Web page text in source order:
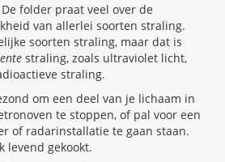
De folder praat veel over de
van allerlei soorten straling.
soorten straling, maar dat is
straling, zoals ultraviolet licht,
straling.
om een deel van je lichaam in
te stoppen, of pal voor een
of radarinstallatie te gaan staan.
levend gekookt.